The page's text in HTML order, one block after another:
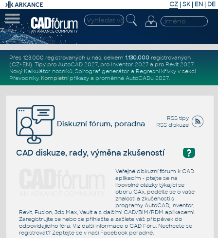
CZ | SK| EN | DE
Přes 123.000 registrovaných u nás, celkem 1.130.000registrovaných
(CZ+EN). Tipy pro AutoCAD 2027, pro Inventor 2027a pro Revit 2027.
Nový Kalkulátor nosníků, Spirograf generátor a Regresní křivkyv sekci
Převodníky. Kompletní příkazya proměnné AutoCADu 2027.
RSS tipy
RSS diskuze
Diskuzní fórum, poradna
?
CAD diskuze, rady, výměna zkušeností
Veřejné diskuzní fórum k CAD
aplikacím - ptejte se na
libovolné otázky týkající se
oboru CAx, podělte se o vaše
znalosti a zkušenosti s
programy AutoCAD, Inventor,
Revit, Fusion, 3ds Max, Vault a s dalšími CAD/BIM/PDM aplikacemi.
Zaregistrujte se nebo se přihlašte a zašlete váš příspěvek do
odpovídajícího fóra. Viz další informace o CAD Fóru. Nechcete se
registrovat? Zeptejte se v naší Facebook poradně.